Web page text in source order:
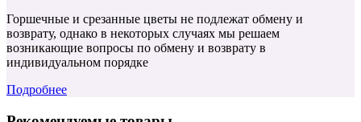
Горшечные и срезанные цветы не подлежат обмену и
возврату, однако в некоторых случаях мы решаем
возникающие вопросы по обмену и возврату в
индивидуальном порядке
Подробнее